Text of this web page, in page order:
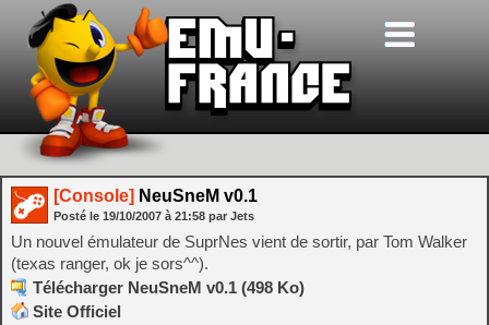
[Console] NeuSneM v0.1
Posté le 19/10/2007 à 21:58 par Jets
Un nouvel émulateur de SuprNes vient de sortir, par Tom Walker
(texas ranger, ok je sors^^).
Télécharger NeuSneM v0.1 (498 Ko)
Site Officiel